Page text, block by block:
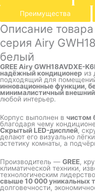
Преимущества
Описание
серия Airy
белый
GREE Airy GWH18AVDXE-
надёжный кондиционер из
подходящий для
инновационные функции,
минималистичный
любой интерьер.
Корпус выполнен в чистом
благодаря чему
Скрытый LED-дисплей,
делают его визуально
эстетику комнаты, а
Производитель — GREE,
климатической техники,
технологическим
свыше 10 000 уникальных
долговечности,